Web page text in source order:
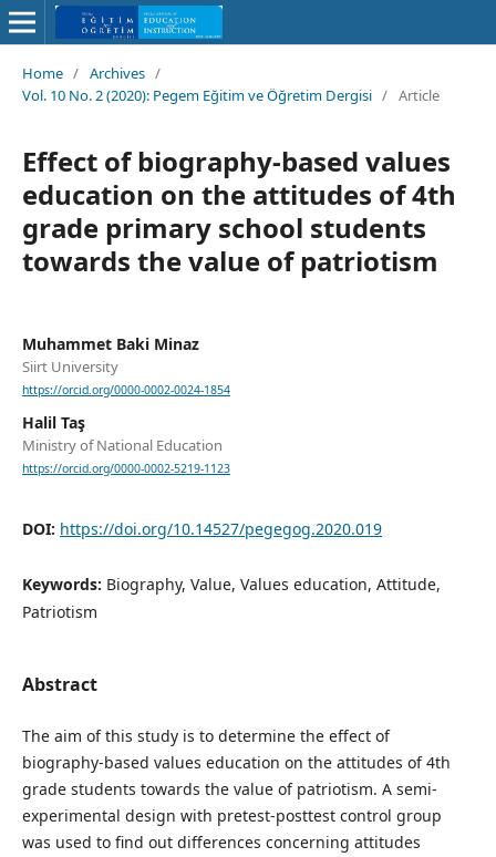
Home / Archives /
Vol. 10 No. 2 (2020): Pegem Eğitim ve Öğretim Dergisi / Article
Effect of biography-based values
education on the attitudes of 4th
grade primary school students
towards the value of patriotism
Muhammet Baki Minaz
Siirt University
https://orcid.org/0000-0002-0024-1854
Halil Taş
Ministry of National Education
https://orcid.org/0000-0002-5219-1123
DOI: https://doi.org/10.14527/pegegog.2020.019
Keywords: Biography, Value, Values education, Attitude,
Patriotism
Abstract
The aim of this study is to determine the effect of
biography-based values education on the attitudes of 4th
grade students towards the value of patriotism. A semi-
experimental design with pretest-posttest control group
was used to find out differences concerning attitudes